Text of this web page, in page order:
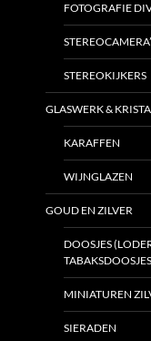
FOTOGRAFIE
STEREOKIJKERS
GLASWERK &
KARAFFEN
WIJNGLAZEN
GOUD EN ZILVER
DOOSJES
MINIATUREN
SIERADEN